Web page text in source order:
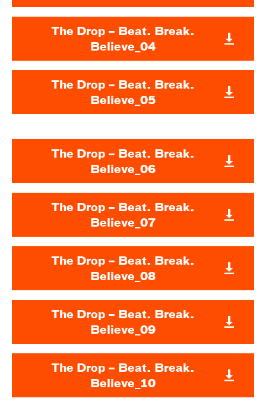
The Drop – Beat. Break.
Believe_04
The Drop – Beat. Break.
Believe_05
The Drop – Beat. Break.
Believe_06
The Drop – Beat. Break.
Believe_07
The Drop – Beat. Break.
Believe_08
The Drop – Beat. Break.
Believe_09
The Drop – Beat. Break.
Believe_10